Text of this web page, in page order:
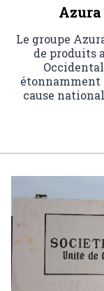
Le groupe
de produits
étonnamment
cause